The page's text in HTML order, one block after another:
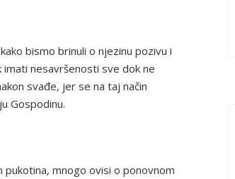
bismo brinuli o njezinu pozivu i
nesavršenosti sve dok ne
svađe, jer se na taj način
Gospodinu.
mnogo ovisi o ponovnom